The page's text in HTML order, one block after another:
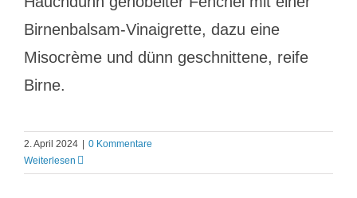
Birnenbalsam-Vinaigrette, dazu eine
Misocrème und dünn geschnittene, reife
Birne.
2. April 2024 | 0 Kommentare
Weiterlesen